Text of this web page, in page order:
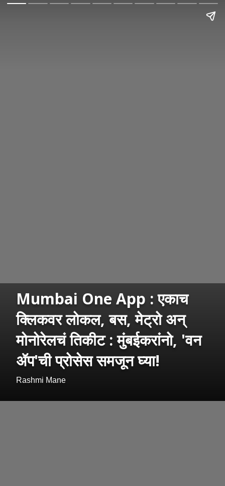
Mumbai One App : एकाच
क्लिकवर लोकल, बस, मेट्रो अन्
मोनोरेलचं तिकीट : मुंबईकरांनो, 'वन
ॲप'ची प्रोसेस समजून घ्या!
Rashmi Mane